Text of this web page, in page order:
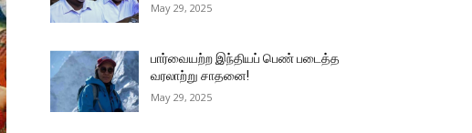
May 29, 2025
பார்வையற்ற இந்தியப் பெண் படைத்த
வரலாற்று சாதனை!
May 29, 2025